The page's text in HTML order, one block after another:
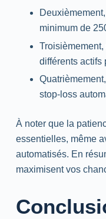
minimum de
différents actifs
stop-loss
À noter que la
essentielles, même
automatisés. En
maximisent vos